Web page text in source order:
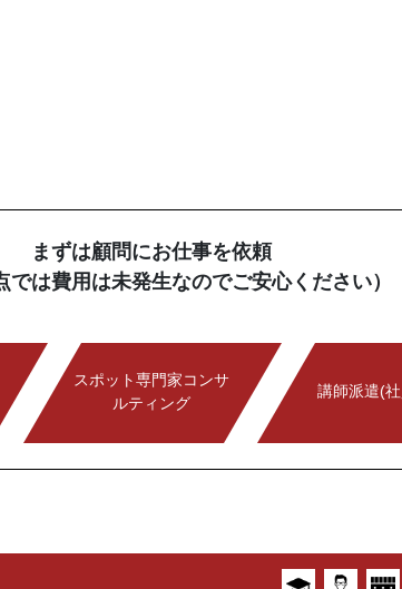
まずは顧問にお仕事を依頼
では費用は未発生なのでご安心ください）
スポット専門家コンサ
ルティング
講師派遣(